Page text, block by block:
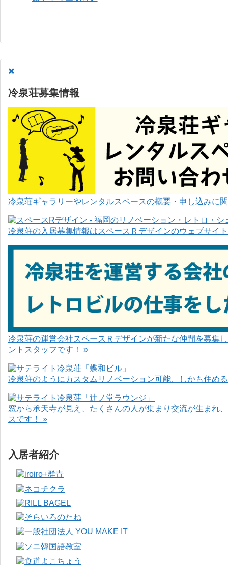
冷泉荘募集情報
冷泉荘ギャラリーやレンタルスペースの概要・申し込みに
冷泉荘の入居募集情報はスペースＲデザインのウェブサイ
冷泉荘の運営会社スペースＲデザインが新たな仲間を募集
ントスタッフです！ »
冷泉荘のようにカスタムリノベーション可能、しかも住め
窓から承天寺が見え、たくさんの人が集まり交流が生まれ
スです！ »
入居者紹介